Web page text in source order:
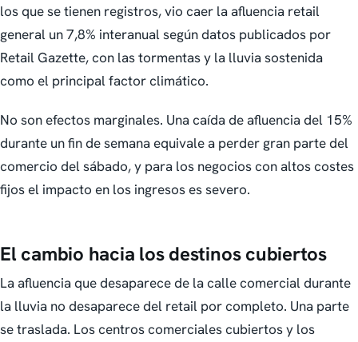
los que se tienen registros, vio caer la afluencia retail
general un 7,8% interanual según datos publicados por
Retail Gazette, con las tormentas y la lluvia sostenida
como el principal factor climático.
No son efectos marginales. Una caída de afluencia del 15%
durante un fin de semana equivale a perder gran parte del
comercio del sábado, y para los negocios con altos costes
fijos el impacto en los ingresos es severo.
El cambio hacia los destinos cubiertos
La afluencia que desaparece de la calle comercial durante
la lluvia no desaparece del retail por completo. Una parte
se traslada. Los centros comerciales cubiertos y los